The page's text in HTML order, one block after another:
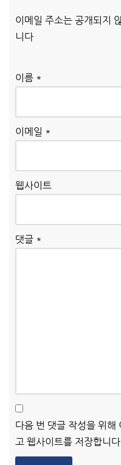
이메일 주소는 공개되지
니다
이름 *
이메일 *
웹사이트
댓글 *
다음 번 댓글 작성을 위해
고 웹사이트를 저장합니다.